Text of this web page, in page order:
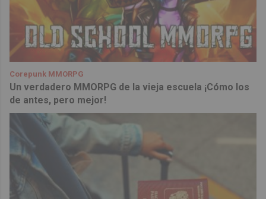
Corepunk MMORPG
Un verdadero MMORPG de la vieja escuela ¡Cómo los
de antes, pero mejor!